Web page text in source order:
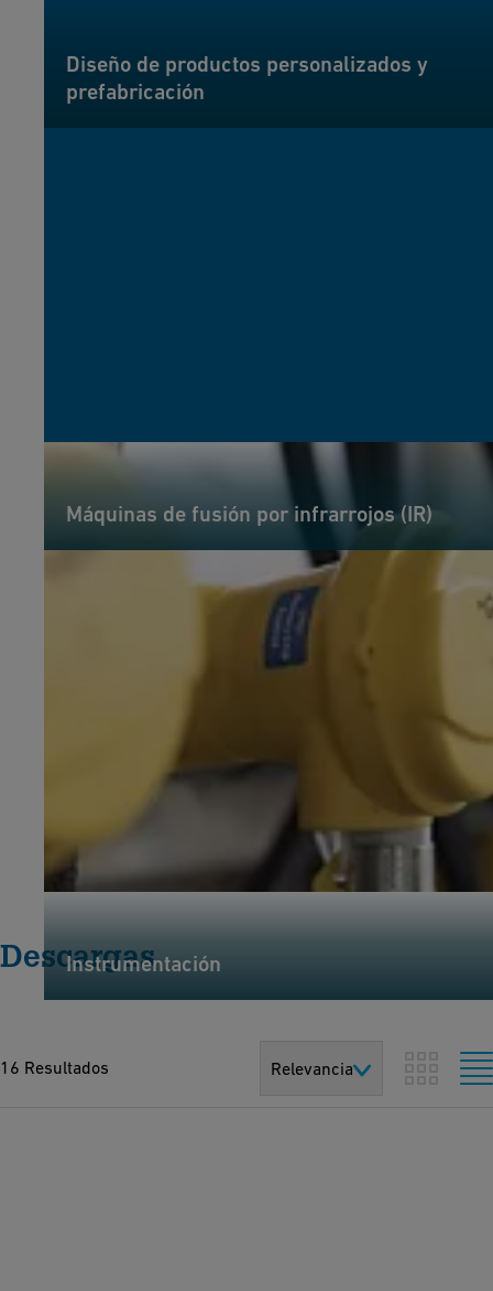
Diseño de productos personalizados y
prefabricación
Máquinas de fusión por infrarrojos (IR)
Instrumentación
Descargas
16 Resultados Relevancia